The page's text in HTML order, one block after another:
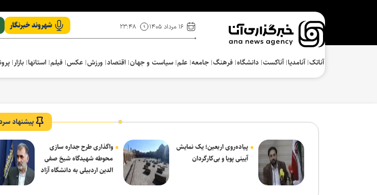
۱۶ مرداد ۱۴۰۵ ۲۳:۴۸ شهروند خبرنگار
آناتک آنامدیا آناکست دانشگاه فرهنگ‌ جامعه علم سیاست و جهان اقتصاد ورزش عکس فیلم استانها بازار
پیشنهاد
پیاده‌روی اربعین؛ یک نمایش
آیینی پویا و بی‌کارگردان
واگذاری طرح جداره سازی
محوطه شهیدگاه شیخ صفی
الدین اردبیلی به دانشگاه آزاد